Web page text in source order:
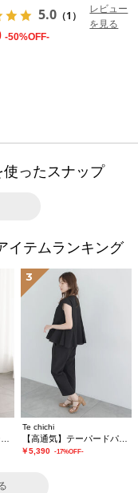
5.0 （1）
レビュー
を見る
-50%OFF-
ったスナップ
イテムランキング
3
Te chichi
【高通気】テーパードパンツ（セットアップ可）
￥5,390 -17%OFF-